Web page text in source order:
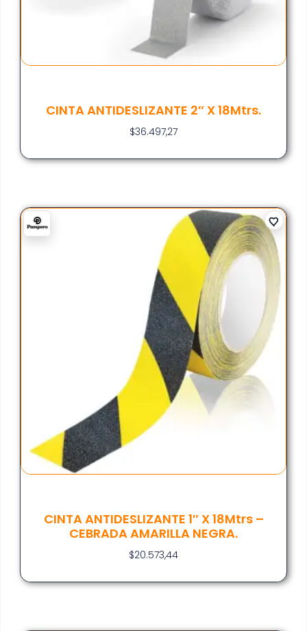
CINTA ANTIDESLIZANTE 2″ X 18Mtrs.
$36.497,27
CINTA ANTIDESLIZANTE 1″ X 18Mtrs –
CEBRADA AMARILLA NEGRA.
$20.573,44